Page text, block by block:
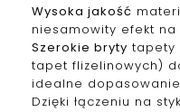
Wysoka jakość
niesamowity efekt
Szerokie bryty tapety
tapet flizelinowych)
idealne
Dzięki łączeniu na